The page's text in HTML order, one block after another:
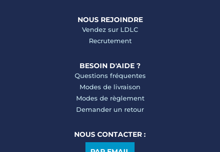
NOUS REJOINDRE
Vendez sur LDLC
Recrutement
BESOIN D'AIDE ?
Questions fréquentes
Modes de livraison
Modes de règlement
Demander un retour
NOUS CONTACTER :